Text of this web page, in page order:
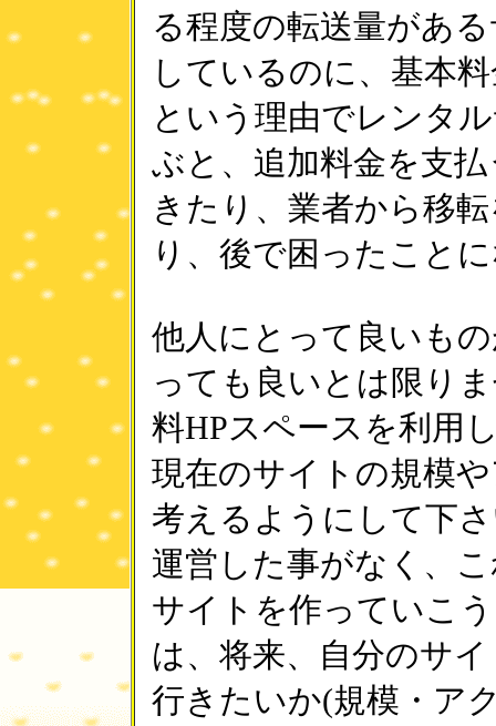
る程度の転送量があ
しているのに、基本
という理由でレンタ
ぶと、追加料金を支
きたり、業者から移
り、後で困ったこと
他人にとって良いも
っても良いとは限り
料HPスペースを利用
現在のサイトの規模
考えるようにして下
運営した事がなく、
サイトを作っていこ
は、将来、自分のサ
行きたいか(規模・ア